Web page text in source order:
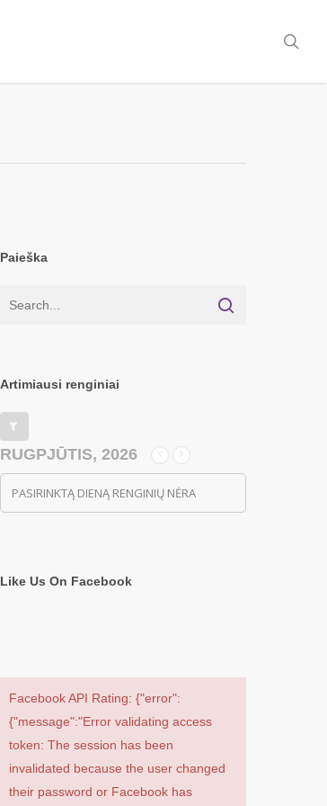
Paieška
Artimiausi renginiai
RUGPJŪTIS, 2026
PASIRINKTĄ DIENĄ RENGINIŲ NĖRA
Like Us On Facebook
Facebook API Rating: {"error":
{"message":"Error validating access
token: The session has been
invalidated because the user changed
their password or Facebook has